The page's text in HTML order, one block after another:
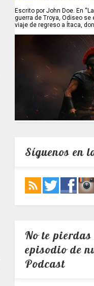
Escrito por John Doe. En
guerra de Troya, Odiseo se
viaje de regreso a Ítaca,
Síguenos en
No te
episodio de
Podcast